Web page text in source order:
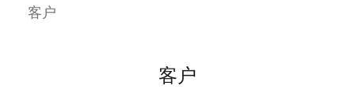
客户
客户